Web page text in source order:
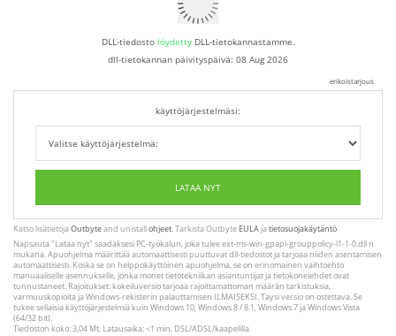
DLL-tiedosto löydettyDLL-tietokannastamme.
dll-tietokannan päivityspäivä: 08 Aug 2026
erikoistarjous
käyttöjärjestelmäsi:
LATAA NYT
Katso lisätietojaOutbyteand unistallohjeet. Tarkista Outbyte EULAjatietosuojakäytäntö
Napsauta"Lataa nyt" saadaksesi PC-työkalun, joka tulee ext-ms-win-gpapi-grouppolicy-l1-1-0.dll n
mukana. Apuohjelma määrittää automaattisesti puuttuvat dll-tiedostot ja tarjoaa niiden asentamisen
automaattisesti. Koska se on helppokäyttöinen apuohjelma, se on erinomainen vaihtoehto
manuaaliselle asennukselle, jonka monet tietotekniikan asiantuntijat ja tietokonelehdet ovat
tunnustaneet. Rajoitukset: kokeiluversio tarjoaa rajoittamattoman määrän tarkistuksia,
varmuuskopioita ja Windows-rekisterin palauttamisen ILMAISEKSI. Täysi versio on ostettava. Se
tukee sellaisia ​​käyttöjärjestelmiä kuin Windows 10, Windows 8 / 8.1, Windows 7 ja Windows Vista
(64/32 bit).
Tiedoston koko: 3,04 Mt, Latausaika: <1 min. DSL/ADSL/kaapelilla